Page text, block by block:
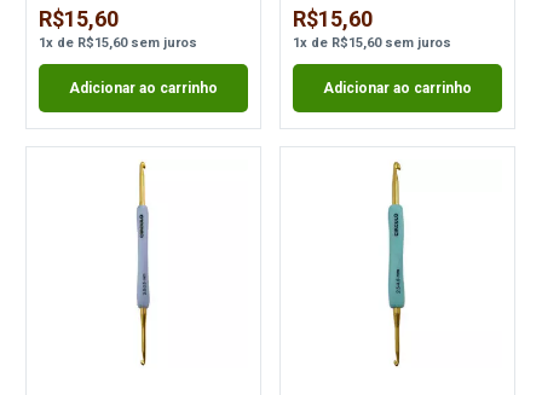
R$15,60
1x de R$15,60sem juros
Adicionar ao carrinho
R$15,60
1xde R$15,60sem juros
Adicionar ao carrinho